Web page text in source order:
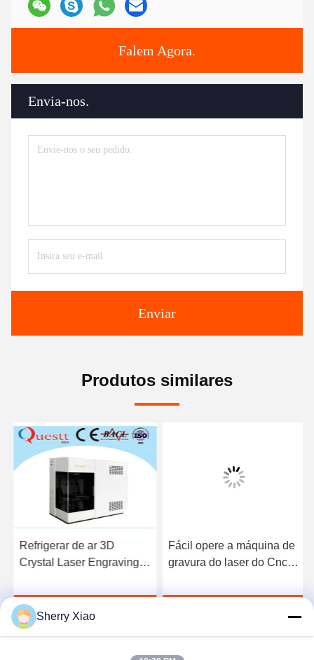
Falem Agora.
Envia-nos.
Enviar
Produtos similares
Refrigerar de ar 3D
Crystal Laser Engraving
produção do retrato
Falem Agora.
Fácil opere a máquina de
gravura do laser do Cnc, o
gravando o estábulo da
Sherry Xiao